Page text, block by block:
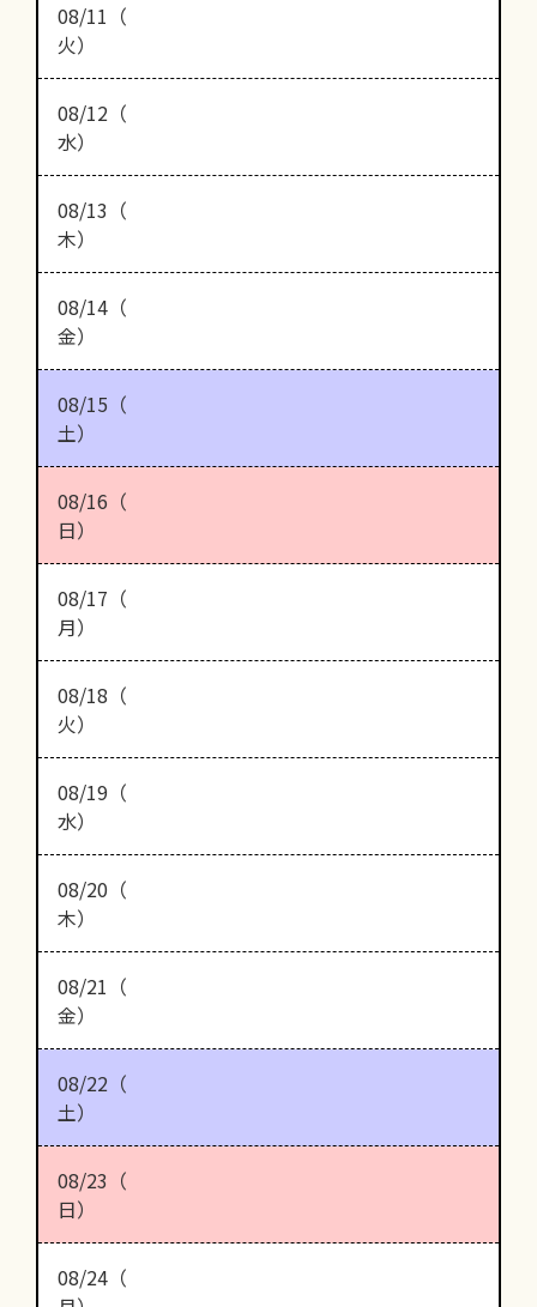
08/11（
火）
08/12（
水）
08/13（
木）
08/14（
金）
08/15（
土）
08/16（
日）
08/17（
月）
08/18（
火）
08/19（
水）
08/20（
木）
08/21（
金）
08/22（
土）
08/23（
日）
08/24（